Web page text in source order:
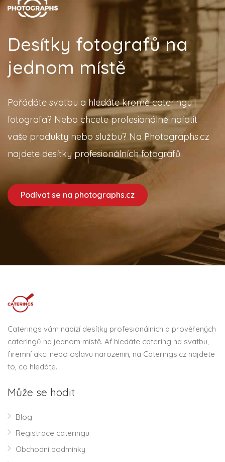
Desítky fotografů na
jednom místě
Pořádáte svatbu a hledáte kromě cateringu i
fotografa? Nebo chcete profesionálně nafotit
vaše produkty nebo službu? Na Photographs.cz
najdete desítky profesionálních fotografů.
Podívat se na photographs.cz
Caterings vám nabízí desítky profesionálních a prověřených
cateringů na jednom místě. Ať hledáte catering na svatbu,
firemní akci nebo oslavu narozenin, na Caterings.cz najdete
to, co hledáte.
Může se hodit
Blog
Registrace cateringu
Obchodní podmínky